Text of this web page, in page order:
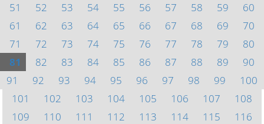
51
52 53 54 55 56 57 58 59
60
61
62 63 64 65 66 67 68 69
70
71
72 73 74 75 76 77 78 79
80
81
82 83 84 85 86 87 88 89
90
91
92 93 94 95 96 97 98 99
100
101
102 103 104 105 106 107
108
109
110 111 112 113 114 115
116